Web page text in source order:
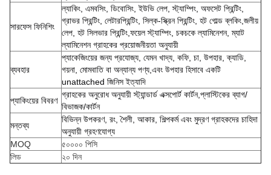
সারফেস ফিনিশিং
ল্যাকিং, এমবসিং, ডিবোসিং, ইউভি লেপ, স্ট্যাম্পিং, অফসেট প্রিন্টিং,
গ্রাভর প্রিন্টিং, লেটারপ্রিন্টিং, সিল্ক-স্ক্রিন প্রিন্টিং, হট গোল্ড ব্লকিং,জলীয়
লেপ, হট সিলভার প্রিন্টিং,ফয়েল স্ট্যাম্পিং, চকচকে ল্যামিনেশন, ম্যাট
ল্যামিনেশন গ্রাহকের প্রয়োজনীয়তা অনুযায়ী
ব্যবহার
প্যাকেজিংয়ের জন্য প্রযোজ্য, যেমন খাদ্য, কফি, চা, উপহার, ক্যাডি,
গয়না, মোমবাতি বা অন্যান্য পণ্য,এবং উপহার হিসাবে একটি
unattached জিনিস ইত্যাদি
প্যাকিংয়ের বিবরণ
গ্রাহকের অনুরোধ অনুযায়ী স্ট্যান্ডার্ড এক্সপোর্ট কার্টন,প্লাস্টিকের ব্যাগ/
বিভাজক/কার্টন
মন্তব্য
বিভিন্ন উপকরণ, রং, শৈলী, আকার, শিল্পকর্ম এবং মুদ্রণ গ্রাহকদের চাহিদা
অনুযায়ী গ্রহণযোগ্য
MOQ
৫০০০০ পিসি
লিড
২০ দিন